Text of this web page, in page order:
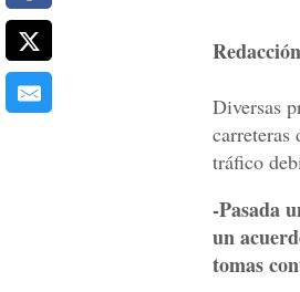
Diversas
carreteras
tráfico
-Pasada
un
tomas